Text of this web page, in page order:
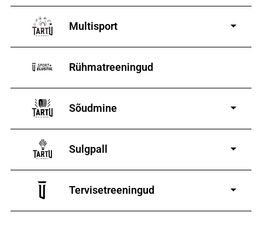
poistele ja tüdrukutele
Multisport
Rühmatreeningud
Sõudmine
poistele ja tüdrukutele
Sulgpall
ja tüdrukutele
Tervisetreeningud